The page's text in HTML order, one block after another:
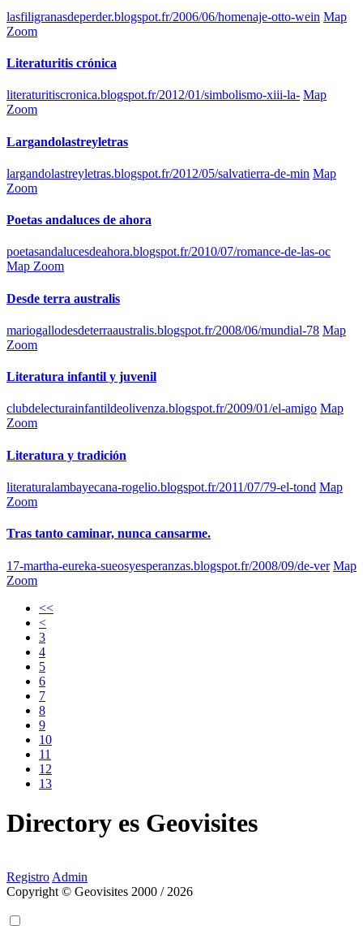
lasfiligranasdeperder.blogspot.fr/2006/06/homenaje-otto-wein Map
Zoom
Literaturitis crónica
literaturitiscronica.blogspot.fr/2012/01/simbolismo-xiii-la- Map
Zoom
Largandolastreyletras
largandolastreyletras.blogspot.fr/2012/05/salvatierra-de-min Map
Zoom
Poetas andaluces de ahora
poetasandalucesdeahora.blogspot.fr/2010/07/romance-de-las-oc
Map Zoom
Desde terra australis
mariogallodesdeterraaustralis.blogspot.fr/2008/06/mundial-78 Map
Zoom
Literatura infantil y juvenil
clubdelecturainfantildeolivenza.blogspot.fr/2009/01/el-amigo Map
Zoom
Literatura y tradición
literaturalambayecana-rogelio.blogspot.fr/2011/07/79-el-tond Map
Zoom
Tras tanto caminar, nunca cansarme.
17-martha-eureka-sueosyesperanzas.blogspot.fr/2008/09/de-ver Map
Zoom
<<
<
3
4
5
6
7
8
9
10
11
12
13
Directory es Geovisites
RegistroAdmin
Copyright © Geovisites 2000 / 2026